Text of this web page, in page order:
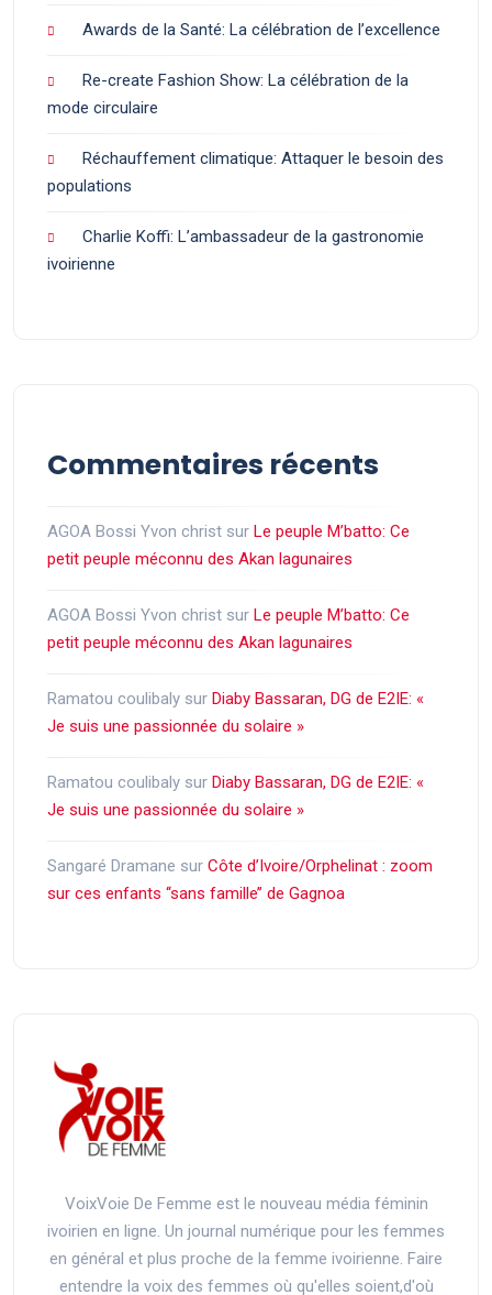
Awards de la Santé: La célébration de l’excellence
Re-create Fashion Show: La célébration de la
mode circulaire
Réchauffement climatique: Attaquer le besoin des
populations
Charlie Koffi: L’ambassadeur de la gastronomie
ivoirienne
Commentaires récents
AGOA Bossi Yvon christ sur Le peuple M’batto: Ce
petit peuple méconnu des Akan lagunaires
AGOA Bossi Yvon christ sur Le peuple M’batto: Ce
petit peuple méconnu des Akan lagunaires
Ramatou coulibaly sur Diaby Bassaran, DG de E2IE: «
Je suis une passionnée du solaire »
Ramatou coulibaly sur Diaby Bassaran, DG de E2IE: «
Je suis une passionnée du solaire »
Sangaré Dramane sur Côte d’Ivoire/Orphelinat : zoom
sur ces enfants ‘‘sans famille’’ de Gagnoa
VoixVoie De Femme est le nouveau média féminin
ivoirien en ligne. Un journal numérique pour les femmes
en général et plus proche de la femme ivoirienne. Faire
entendre la voix des femmes où qu'elles soient,d'où